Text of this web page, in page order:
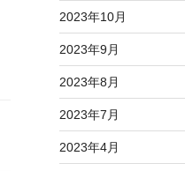
2023年10月
2023年9月
2023年8月
2023年7月
2023年4月